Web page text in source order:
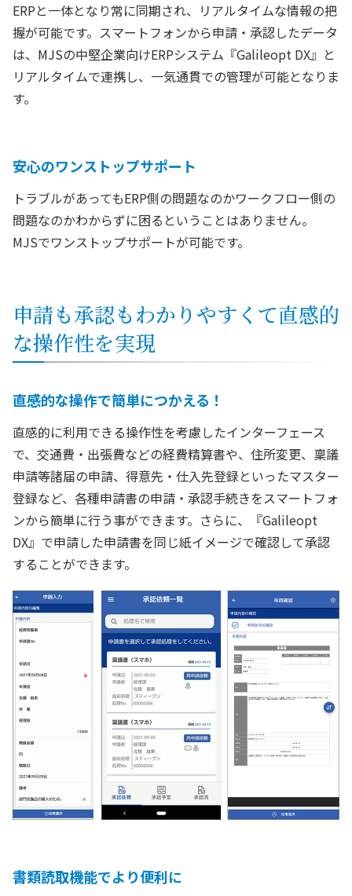
ERPと一体となり常に同期され、リアルタイムな情報の把
握が可能です。スマートフォンから申請・承認したデータ
は、MJSの中堅企業向けERPシステム『Galileopt DX』と
リアルタイムで連携し、一気通貫での管理が可能となりま
す。
安心のワンストップサポート
トラブルがあってもERP側の問題なのかワークフロー側の
問題なのかわからずに困るということはありません。
MJSでワンストップサポートが可能です。
申請も承認もわかりやすくて直感的
な操作性を実現
直感的な操作で簡単につかえる！
直感的に利用できる操作性を考慮したインターフェース
で、交通費・出張費などの経費精算書や、住所変更、稟議
申請等諸届の申請、得意先・仕入先登録といったマスター
登録など、各種申請書の申請・承認手続きをスマートフォ
ンから簡単に行う事ができます。さらに、『Galileopt
DX』で申請した申請書を同じ紙イメージで確認して承認
することができます。
書類読取機能でより便利に